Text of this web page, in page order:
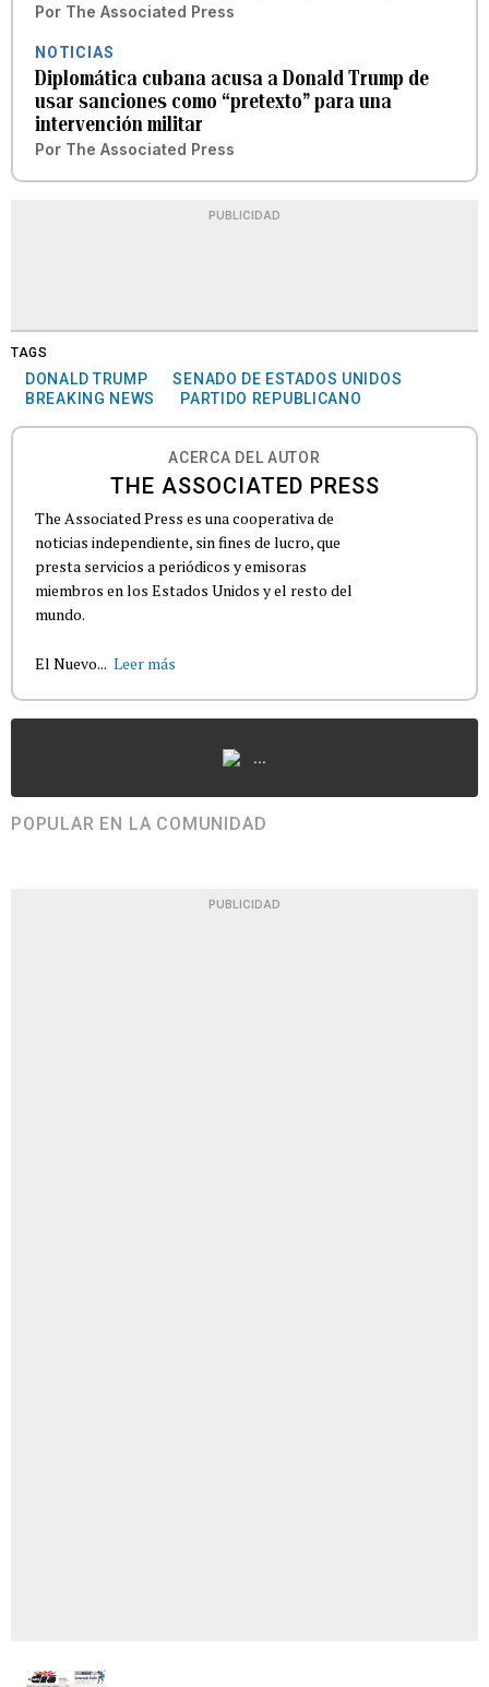
Por The Associated Press
NOTICIAS
Diplomática cubana acusa a Donald Trump de
usar sanciones como “pretexto” para una
intervención militar
Por The Associated Press
PUBLICIDAD
TAGS
DONALD TRUMP
SENADO DE ESTADOS UNIDOS
BREAKING NEWS
PARTIDO REPUBLICANO
ACERCA DEL AUTOR
THE ASSOCIATED PRESS
The Associated Press es una cooperativa de
noticias independiente, sin fines de lucro, que
presta servicios a periódicos y emisoras
miembros en los Estados Unidos y el resto del
mundo.
El Nuevo... Leer más
...
POPULAR EN LA COMUNIDAD
PUBLICIDAD